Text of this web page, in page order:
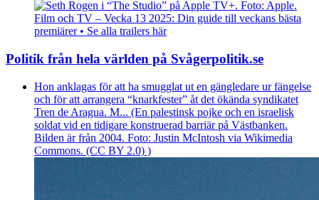
Film och TV – Vecka 13 2025: Din guide till veckans bästa
premiärer • Se alla trailers här
Politik från hela världen på Svågerpolitik.se
Hon anklagas för att ha smugglat ut en gängledare ur fängelse
och för att arrangera “knarkfester” åt det ökända syndikatet
Tren de Aragua. M... (En palestinsk pojke och en israelisk
soldat vid en tidigare konstruerad barriär på Västbanken.
Bilden är från 2004. Foto: Justin McIntosh via Wikimedia
Commons. (CC BY 2.0) )